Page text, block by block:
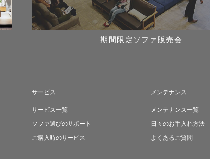
期間限定ソファ販売会
サービス
サービス一覧
ソファ選びのサポート
ご購入時のサービス
メンテナンス
メンテナンス一覧
日々のお手入れ方法
よくあるご質問